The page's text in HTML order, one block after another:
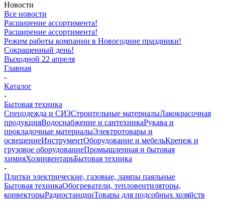
Новости
Все новости
Расширение ассортимента!
Расширение ассортимента!
Режим работы компании в Новогодние праздники!
Сокращенный день!
Выходной 22 апреля
Главная
-
Каталог
-
Бытовая техника
Спецодежда и СИЗСтроительные материалыЛакокрасочная
продукцияВодоснабжение и сантехникаРукава и
прокладочные материалыЭлектротовары и
освещениеИнструментОборудование и мебельКрепеж и
грузовое оборудованиеПромышленная и бытовая
химияХозинвентарьБытовая техника
-
Плитки электрические, газовые, лампы паяльные
Бытовая техникаОбогреватели, тепловентиляторы,
конвекторыРадиостанцииТовары для подсобных хозяйств